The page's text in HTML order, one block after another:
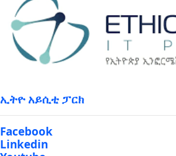
ኢትዮ አይሲቲ ፓርክ
Facebook
Linkedin